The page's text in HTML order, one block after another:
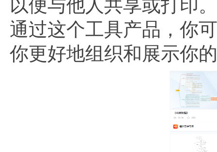
以便与他人共享或打印。
通过这个工具产品，你
你更好地组织和展示你